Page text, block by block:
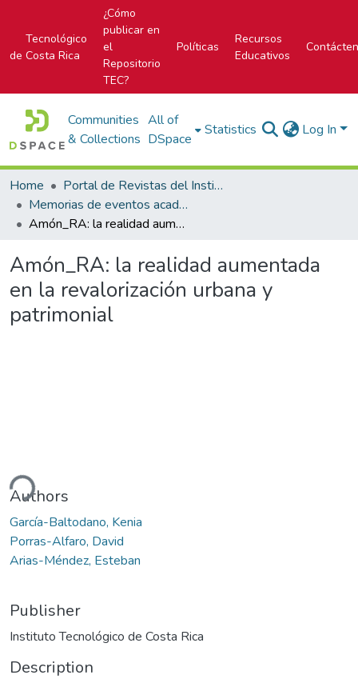
Tecnológico
de Costa Rica
¿Cómo
publicar en
el
Repositorio
TEC?
Políticas
Recursos
Educativos
Communities
& Collections
All of
DSpace
Statistics Log In
Home
Portal de Revistas del Instituto Tecnológico de Costa Rica
Memorias de eventos académicos TEC
Amón_RA: la realidad aumentada en la revalorización urbana y patrimonial
Amón_RA: la realidad aumentada
en la revalorización urbana y
patrimonial
Authors
García-Baltodano, Kenia
Porras-Alfaro, David
Arias-Méndez, Esteban
Publisher
Instituto Tecnológico de Costa Rica
Description